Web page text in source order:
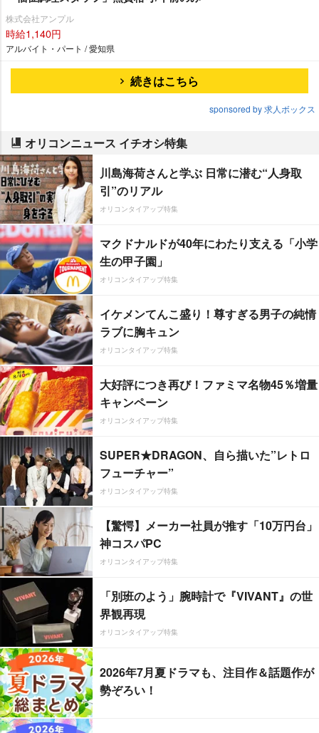
株式会社アンプル
時給1,140円
アルバイト・パート / 愛知県
続きはこちら
sponsored by 求人ボックス
オリコンニュース イチオシ特集
川島海荷さんと学ぶ 日常に潜む“人身取
引”のリアル
オリコンタイアップ特集
マクドナルドが40年にわたり支える「小学
生の甲子園」
オリコンタイアップ特集
イケメンてんこ盛り！尊すぎる男子の純情
ラブに胸キュン
オリコンタイアップ特集
大好評につき再び！ファミマ名物45％増量
キャンペーン
オリコンタイアップ特集
SUPER★DRAGON、自ら描いた”レトロ
フューチャー”
オリコンタイアップ特集
【驚愕】メーカー社員が推す「10万円台」
神コスパPC
オリコンタイアップ特集
「別班のよう」腕時計で『VIVANT』の世
界観再現
オリコンタイアップ特集
2026年7月夏ドラマも、注目作＆話題作が
勢ぞろい！